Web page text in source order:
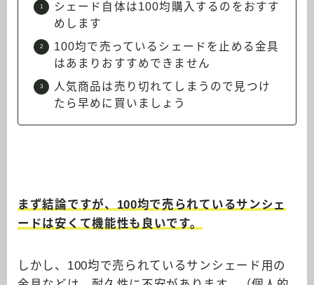
シェード自体は100均購入するのをおすす
めします
100均で売っているシェードを止める金具
はあまりおすすめできません
人気商品は売り切れてしまうので見つけ
たら早めに買いましょう
まず結論ですが、100均で売られているサンシェ
ードは安くて機能性も良いです。
しかし、100均で売られているサンシェード用の